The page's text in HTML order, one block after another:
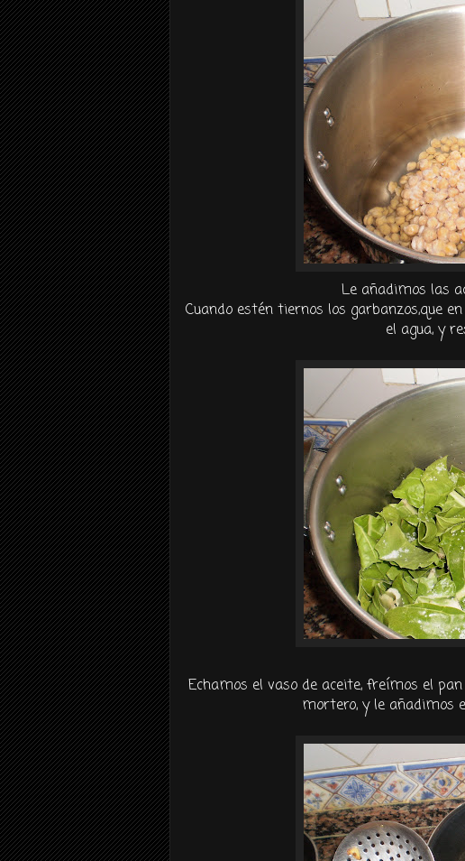
Le añadimos las
Cuando estén tiernos los garbanzos,que
el agua, y
Echamos el vaso de aceite, freímos el
mortero, y le añadimos